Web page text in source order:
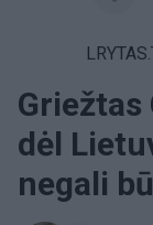
Griežtas
dėl
negali